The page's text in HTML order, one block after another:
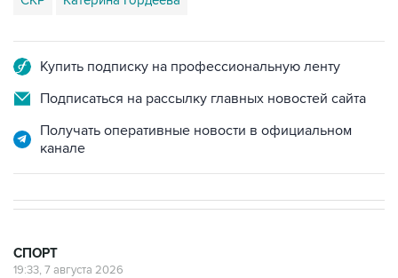
Купить подписку на профессиональную ленту
Подписаться на рассылку главных новостей сайта
Получать оперативные новости в официальном
канале
СПОРТ
19:33, 7 августа 2026